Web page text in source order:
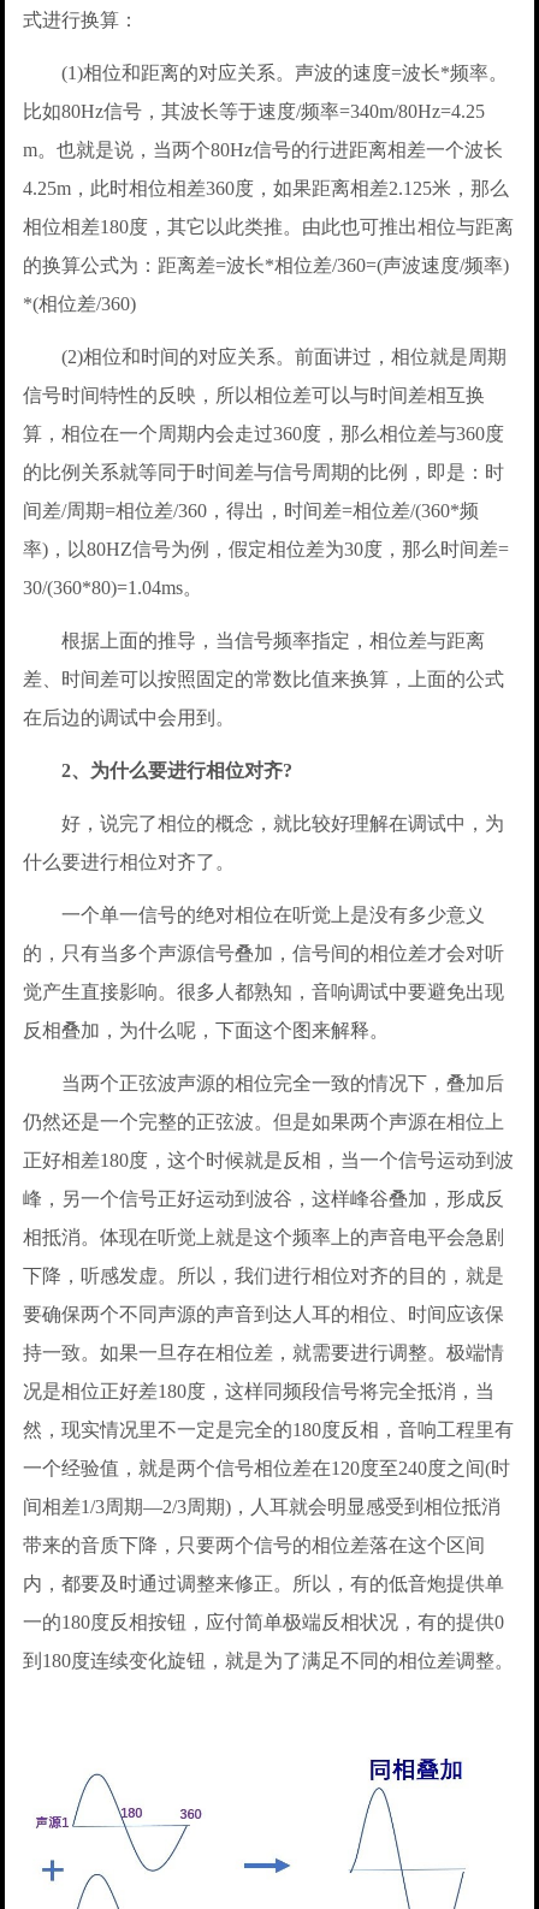
式进行换算：
(1)相位和距离的对应关系。声波的速度=波长*频率。
比如80Hz信号，其波长等于速度/频率=340m/80Hz=4.25
m。也就是说，当两个80Hz信号的行进距离相差一个波长
4.25m，此时相位相差360度，如果距离相差2.125米，那么
相位相差180度，其它以此类推。由此也可推出相位与距离
的换算公式为：距离差=波长*相位差/360=(声波速度/频率)
*(相位差/360)
(2)相位和时间的对应关系。前面讲过，相位就是周期
信号时间特性的反映，所以相位差可以与时间差相互换
算，相位在一个周期内会走过360度，那么相位差与360度
的比例关系就等同于时间差与信号周期的比例，即是：时
间差/周期=相位差/360，得出，时间差=相位差/(360*频
率)，以80HZ信号为例，假定相位差为30度，那么时间差=
30/(360*80)=1.04ms。
根据上面的推导，当信号频率指定，相位差与距离
差、时间差可以按照固定的常数比值来换算，上面的公式
在后边的调试中会用到。
2、为什么要进行相位对齐?
好，说完了相位的概念，就比较好理解在调试中，为
什么要进行相位对齐了。
一个单一信号的绝对相位在听觉上是没有多少意义
的，只有当多个声源信号叠加，信号间的相位差才会对听
觉产生直接影响。很多人都熟知，音响调试中要避免出现
反相叠加，为什么呢，下面这个图来解释。
当两个正弦波声源的相位完全一致的情况下，叠加后
仍然还是一个完整的正弦波。但是如果两个声源在相位上
正好相差180度，这个时候就是反相，当一个信号运动到波
峰，另一个信号正好运动到波谷，这样峰谷叠加，形成反
相抵消。体现在听觉上就是这个频率上的声音电平会急剧
下降，听感发虚。所以，我们进行相位对齐的目的，就是
要确保两个不同声源的声音到达人耳的相位、时间应该保
持一致。如果一旦存在相位差，就需要进行调整。极端情
况是相位正好差180度，这样同频段信号将完全抵消，当
然，现实情况里不一定是完全的180度反相，音响工程里有
一个经验值，就是两个信号相位差在120度至240度之间(时
间相差1/3周期—2/3周期)，人耳就会明显感受到相位抵消
带来的音质下降，只要两个信号的相位差落在这个区间
内，都要及时通过调整来修正。所以，有的低音炮提供单
一的180度反相按钮，应付简单极端反相状况，有的提供0
到180度连续变化旋钮，就是为了满足不同的相位差调整。